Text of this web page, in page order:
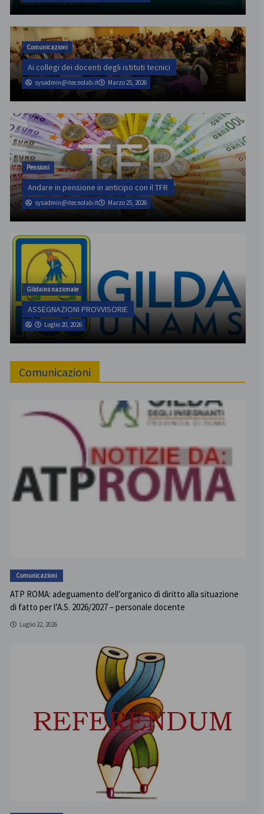
Comunicazioni
Ai collegi dei docenti degli istituti tecnici
sysadmin@itecnolab.it Marzo 25, 2026
Pensioni
Andare in pensione in anticipo con il TFR
sysadmin@itecnolab.it Marzo 25, 2026
Gildains nazionale
ASSEGNAZIONI PROVVISORIE
Luglio 20, 2026
Comunicazioni
Comunicazioni
ATP ROMA: adeguamento dell’organico di diritto alla situazione
di fatto per l’A.S. 2026/2027 – personale docente
Luglio 22, 2026